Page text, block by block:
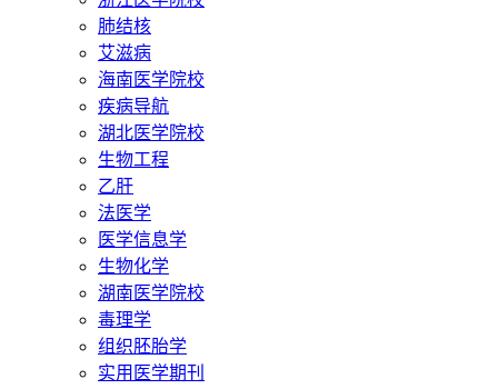
肺结核
艾滋病
海南医学院校
疾病导航
湖北医学院校
生物工程
乙肝
法医学
医学信息学
生物化学
湖南医学院校
毒理学
组织胚胎学
实用医学期刊